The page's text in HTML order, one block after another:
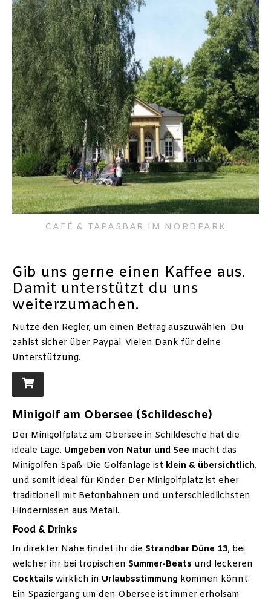
CAFÉ & TAPASBAR IM NORDPARK
Gib uns gerne einen Kaffee aus.
Damit unterstützt du uns
weiterzumachen.
Nutze den Regler, um einen Betrag auszuwählen. Du
zahlst sicher über Paypal. Vielen Dank für deine
Unterstützung.
Minigolf am Obersee (Schildesche)
Der Minigolfplatz am Obersee in Schildesche hat die
ideale Lage. Umgeben von Natur und See macht das
Minigolfen Spaß. Die Golfanlage ist klein & übersichtlich,
und somit ideal für Kinder. Der Minigolfplatz ist eher
traditionell mit Betonbahnen und unterschiedlichsten
Hindernissen aus Metall.
Food & Drinks
In direkter Nähe findet ihr die Strandbar Düne 13, bei
welcher ihr bei tropischen Summer-Beats und leckeren
Cocktails wirklich in Urlaubsstimmung kommen könnt.
Ein Spaziergang um den Obersee ist immer erholsam